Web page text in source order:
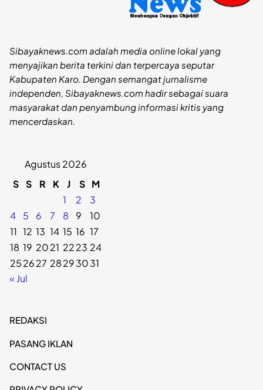
Sibayaknews.com adalah media online lokal yang
menyajikan berita terkini dan terpercaya seputar
Kabupaten Karo. Dengan semangat jurnalisme
independen, Sibayaknews.com hadir sebagai suara
masyarakat dan penyambung informasi kritis yang
mencerdaskan.
Agustus 2026
S S R K J S M
1
2
3
4
5 6 7 8 9
10
11 12 13 14 15 16 17
18 19 2021 2223 24
252627 28293031
« Jul
REDAKSI
PASANG IKLAN
CONTACT US